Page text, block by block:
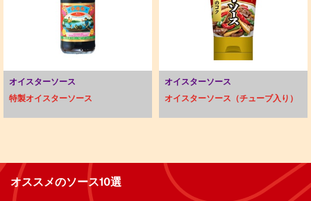
オイスターソース
特製オイスターソース
オイスターソース
オイスターソース（チューブ入り）
オススメのソース10選